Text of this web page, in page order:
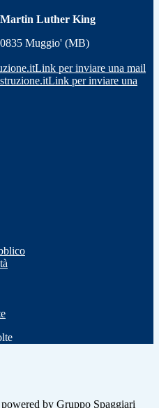
Luther King
Muggio' (MB)
Link per inviare una mail
Link per inviare una
by Gruppo Spaggiari